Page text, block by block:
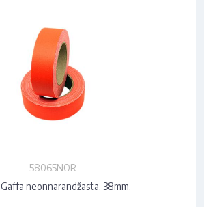
58065NOR
neonnarandžasta. 38mm.